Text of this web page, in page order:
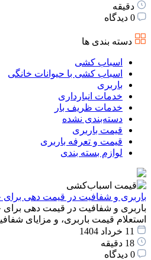
دقیقه
0 دیدگاه
دسته بندی ها
اسباب کشی
اسباب کشی با حیوانات خانگی
باربری
خدمات انبارداری
خدمات ظریف بار
دسته‌بندی نشده
قیمت باربری
قیمت و تعرفه باربری
لوازم بسته بندی
باربری و شفافیت در قیمت دهی برای
باربری و شفافیت در قیمت دهی برای
استعلام قیمت باربری، و مزایای
11 خرداد 1404
18 دقیقه
0 دیدگاه